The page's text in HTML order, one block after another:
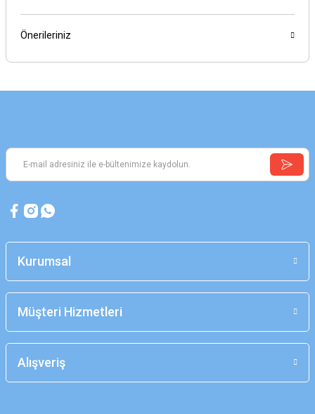
Önerileriniz
Kurumsal
Müşteri Hizmetleri
Alışveriş